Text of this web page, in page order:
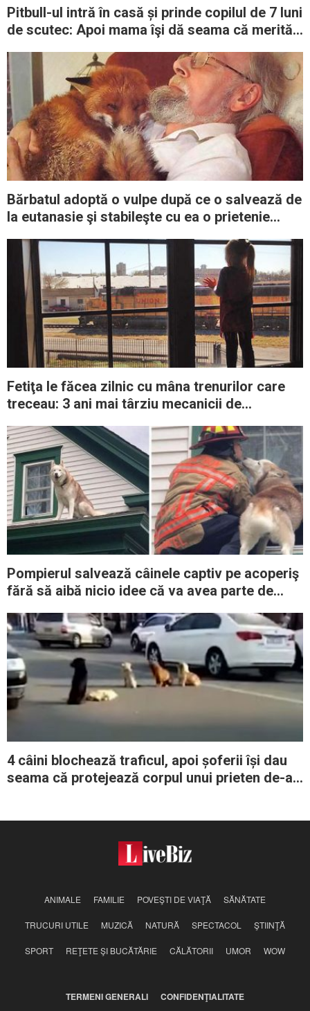
Pitbull-ul intră în casă și prinde copilul de 7 luni
de scutec: Apoi mama îşi dă seama că merită
Bărbatul adoptă o vulpe după ce o salvează de
la eutanasie şi stabileşte cu ea o prietenie
Fetiţa le făcea zilnic cu mâna trenurilor care
treceau: 3 ani mai târziu mecanicii de
Pompierul salvează câinele captiv pe acoperiş
fără să aibă nicio idee că va avea parte de
4 câini blochează traficul, apoi șoferii își dau
seama că protejează corpul unui prieten de-al
ANIMALE FAMILIE POVEŞTI DE VIAŢĂ SĂNĂTATE
TRUCURI UTILE MUZICĂ NATURĂ SPECTACOL ŞTIINŢĂ
SPORT REŢETE ŞI BUCĂTĂRIE CĂLĂTORII UMOR WOW
TERMENI GENERALI CONFIDENŢIALITATE